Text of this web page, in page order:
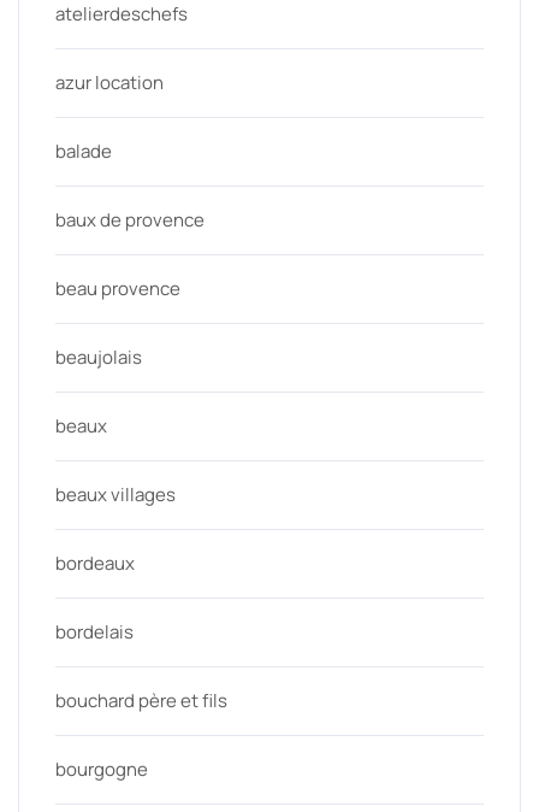
atelierdeschefs
azur location
balade
baux de provence
beau provence
beaujolais
beaux
beaux villages
bordeaux
bordelais
bouchard père et fils
bourgogne